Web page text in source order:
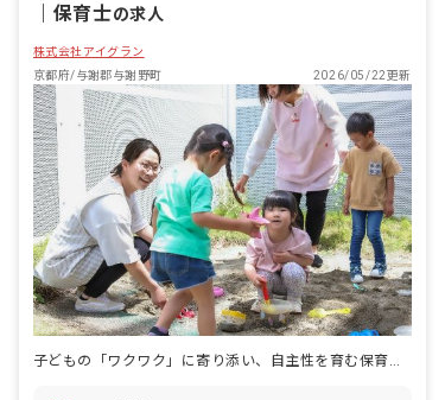
保育士の求人
株式会社アイグラン
京都府/与謝郡与謝野町
2026/05/22更新
子どもの「ワクワク」に寄り添い、自主性を育む保育士へ